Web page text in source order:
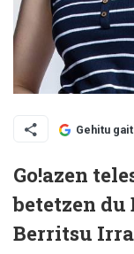
Gehitu
Go!azen
betetzen du
Berritsu